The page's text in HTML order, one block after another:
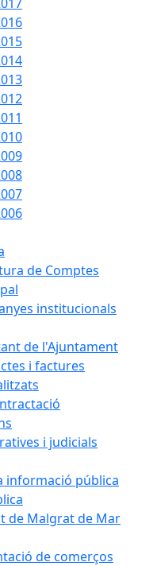
de Comptes
institucionals
de l'Ajuntament
i factures
i judicials
informació pública
de Malgrat de Mar
de comerços